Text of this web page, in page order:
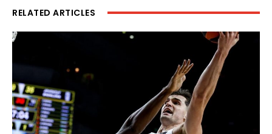
RELATED ARTICLES